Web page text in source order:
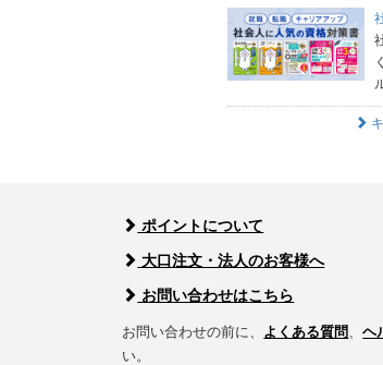
ポイントについて
大口注文・法人のお客様へ
お問い合わせはこちら
お問い合わせの前に、 よくある質問、ヘ
い。